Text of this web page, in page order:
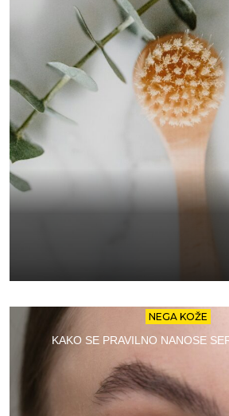
NEGA KOŽE
KAKO SE PRAVILNO NANOSE